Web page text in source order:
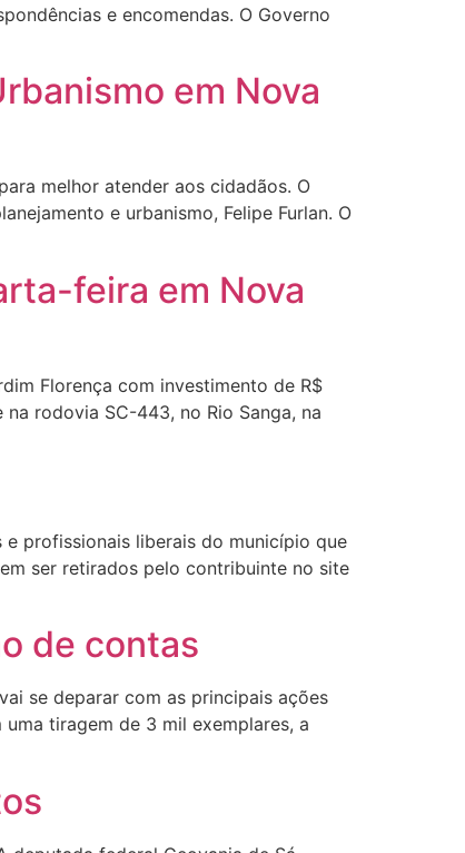
e encomendas. O Governo
em Nova
melhor atender aos cidadãos. O
e urbanismo, Felipe Furlan. O
feira em Nova
Florença com investimento de R$
rodovia SC-443, no Rio Sanga, na
profissionais liberais do município que
ser retirados pelo contribuinte no site
de contas
se deparar com as principais ações
tiragem de 3 mil exemplares, a